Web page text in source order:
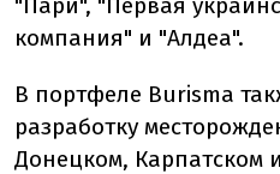
компания" и "Алдеа".
В портфеле Burisma
разработку
Донецком, Карпатском